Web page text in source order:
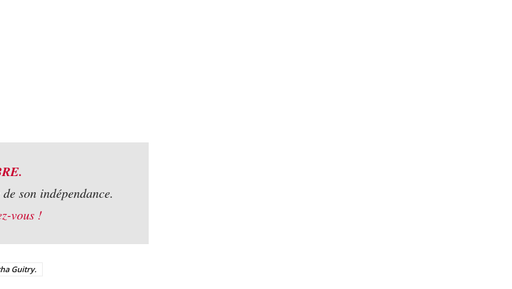
son indépendance.
vous !
Guitry.